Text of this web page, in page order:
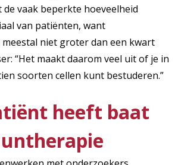
vaak beperkte hoeveelheid
van patiënten, want
niet groter dan een kwart
“Het maakt daarom veel uit of je in
soorten cellen kunt bestuderen.”
heeft baat